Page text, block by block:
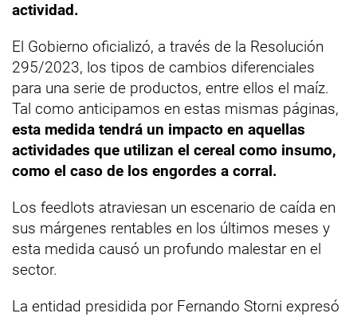
actividad.
El Gobierno oficializó, a través de la Resolución
295/2023, los tipos de cambios diferenciales
para una serie de productos, entre ellos el maíz.
Tal como anticipamos en estas mismas páginas,
esta medida tendrá un impacto en aquellas
actividades que utilizan el cereal como insumo,
como el caso de los engordes a corral.
Los feedlots atraviesan un escenario de caída en
sus márgenes rentables en los últimos meses y
esta medida causó un profundo malestar en el
sector.
La entidad presidida por Fernando Storni expresó